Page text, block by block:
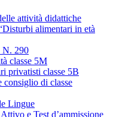
attività didattiche
alimentari in età
N. 290
classe 5M
privatisti classe 5B
di classe
Lingue
e Test d’ammissione